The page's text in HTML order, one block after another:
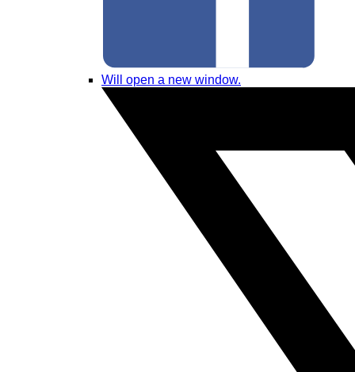
Will open a new window.